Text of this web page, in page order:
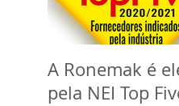
A Ronemak é
pela NEI Top